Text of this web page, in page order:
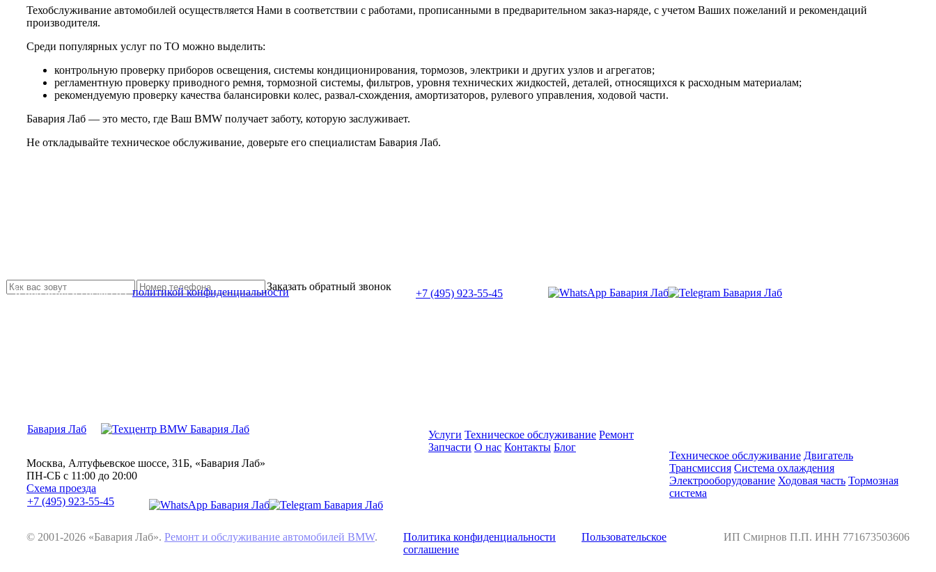
Техобслуживание автомобилей осуществляется Нами в соответствии с работами, прописанными в предварительном заказ-наряде, с учетом Ваших пожеланий и рекомендаций
производителя.
Среди популярных услуг по ТО можно выделить:
контрольную проверку приборов освещения, системы кондиционирования, тормозов, электрики и других узлов и агрегатов;
регламентную проверку приводного ремня, тормозной системы, фильтров, уровня технических жидкостей, деталей, относящихся к расходным материалам;
рекомендуемую проверку качества балансировки колес, развал-схождения, амортизаторов, рулевого управления, ходовой части.
Бавария Лаб — это место, где Ваш BMW получает заботу, которую заслуживает.
Не откладывайте техническое обслуживание, доверьте его специалистам Бавария Лаб.
Заказать обратный звонок
Я прочитал и согласен сполитикой конфиденциальности
+7 (495) 923-55-45
Бавария Лаб
Москва, Алтуфьевское шоссе, 31Б, «Бавария Лаб»
ПН-СБ с 11:00 до 20:00
Схема проезда
+7 (495) 923-55-45
Услуги Техническое обслуживание Ремонт
Запчасти О нас Контакты Блог
Техническое обслуживание Двигатель
Трансмиссия Система охлаждения
Электрооборудование Ходовая часть Тормозная
система
© 2001-2026 «Бавария Лаб». Ремонт и обслуживание автомобилей BMW. Политика конфиденциальности
Пользовательское
соглашение
ИП Смирнов П.П. ИНН 771673503606